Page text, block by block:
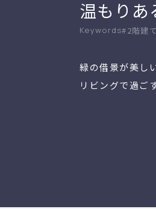
温もりあ
#2階建て
緑の借景が美し
リビングで過ご